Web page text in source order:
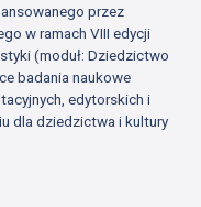
przez
w ramach VIII edycji
(moduł: Dziedzictwo
badania naukowe
edytorskich i
dla dziedzictwa i kultury